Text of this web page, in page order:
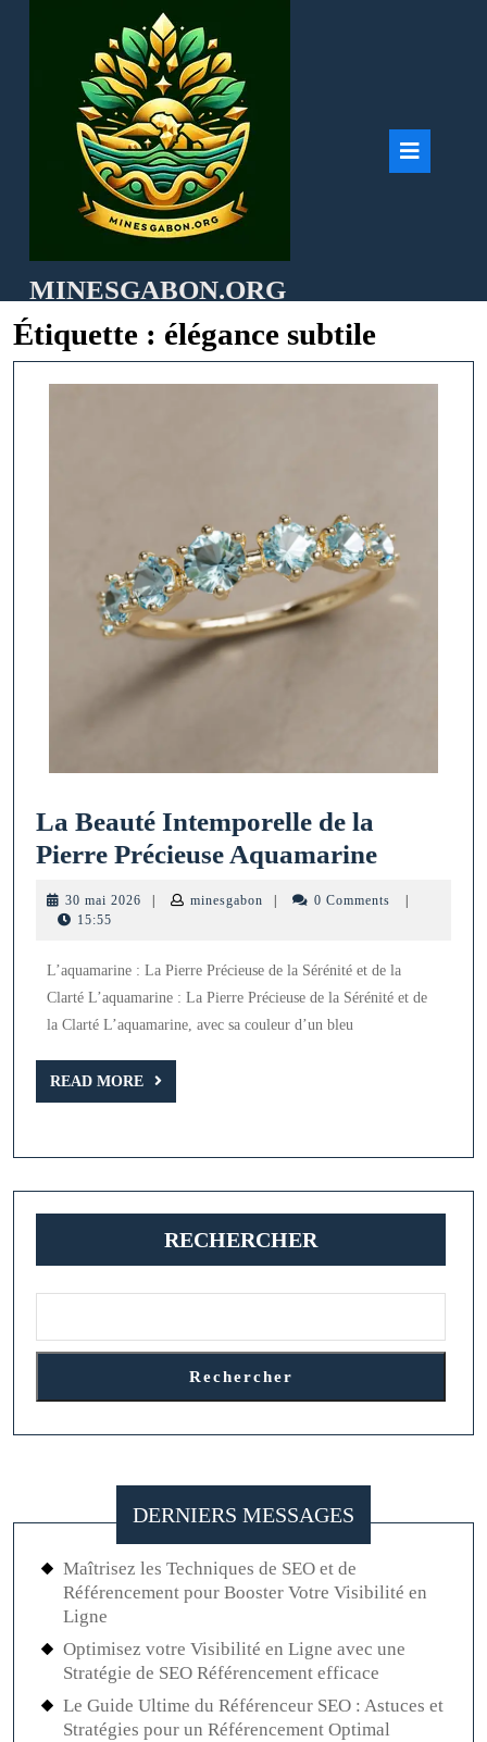
MINESGABON.ORG
Étiquette : élégance subtile
La Beauté Intemporelle de la
Pierre Précieuse AquamarineLa
la
30 mai 2026 30
minesgabon minesgabon0 Comments
15:55
L’aquamarine : La Pierre Précieuse de la Sérénité et de la
Clarté L’aquamarine : La Pierre Précieuse de la Sérénité et de
la Clarté L’aquamarine, avec sa couleur d’un bleu
READ MORE
READ
MORE
RECHERCHER
Rechercher
DERNIERS MESSAGES
Maîtrisez les Techniques de SEO et de
Référencement pour Booster Votre Visibilité en
Ligne
Optimisez votre Visibilité en Ligne avec une
Stratégie de SEO Référencement efficace
Le Guide Ultime du Référenceur SEO : Astuces et
Stratégies pour un Référencement Optimal